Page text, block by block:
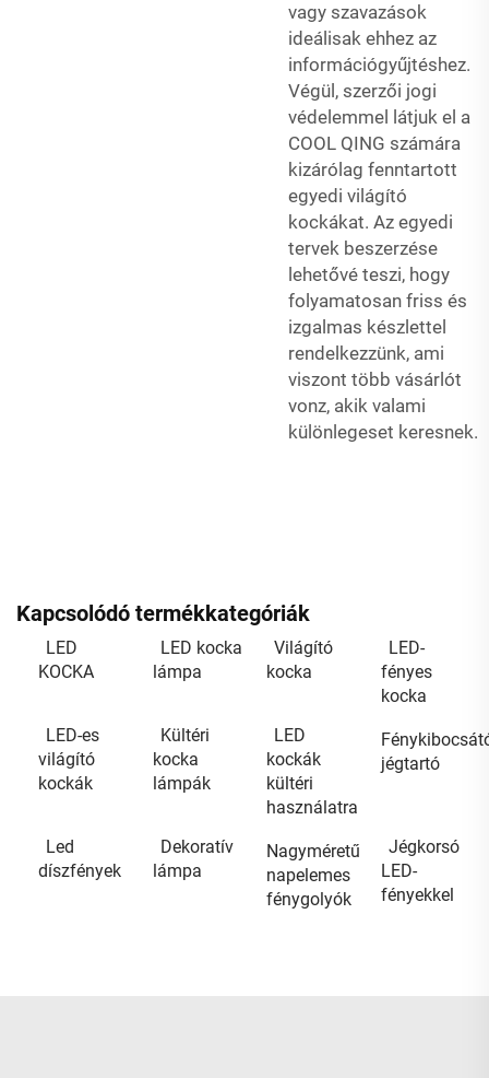
vagy szavazások
ideálisak ehhez az
információgyűjtéshez.
Végül, szerzői jogi
védelemmel látjuk el a
COOL QING számára
kizárólag fenntartott
egyedi világító
kockákat. Az egyedi
tervek beszerzése
lehetővé teszi, hogy
folyamatosan friss és
izgalmas készlettel
rendelkezzünk, ami
viszont több vásárlót
vonz, akik valami
különlegeset keresnek.
Kapcsolódó termékkategóriák
LED
KOCKA
LED kocka
lámpa
Világító
kocka
LED-
fényes
kocka
LED-es
világító
kockák
Kültéri
kocka
lámpák
LED
kockák
kültéri
használatra
jégtartó
Led
díszfények
Dekoratív
lámpa
Nagyméretű
napelemes
fénygolyók
Jégkorsó
LED-
fényekkel